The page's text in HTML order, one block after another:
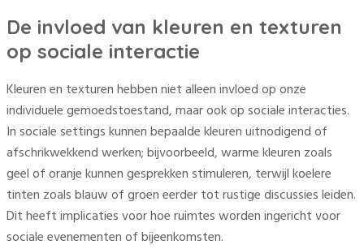
De invloed van kleuren en texturen
op sociale interactie
Kleuren en texturen hebben niet alleen invloed op onze
individuele gemoedstoestand, maar ook op sociale interacties.
In sociale settings kunnen bepaalde kleuren uitnodigend of
afschrikwekkend werken; bijvoorbeeld, warme kleuren zoals
geel of oranje kunnen gesprekken stimuleren, terwijl koelere
tinten zoals blauw of groen eerder tot rustige discussies leiden.
Dit heeft implicaties voor hoe ruimtes worden ingericht voor
sociale evenementen of bijeenkomsten.